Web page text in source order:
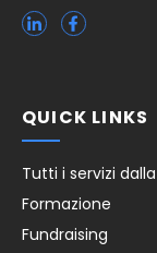
QUICK LINKS
Tutti i servizi
Formazione
Fundraising